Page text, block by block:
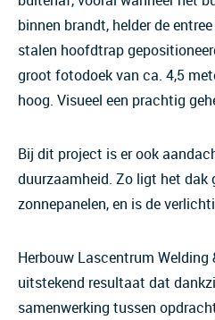
binnen brandt, helder de
stalen hoofdtrap
groot fotodoek van ca. 4,5
hoog. Visueel een prachtig
Bij dit project is er ook
duurzaamheid. Zo ligt het dak
zonnepanelen, en is de
Herbouw Lascentrum
uitstekend resultaat dat
samenwerking tussen